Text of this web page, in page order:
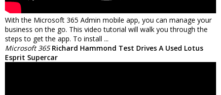
With the Microsoft 365 Admin mobile app, you can manage your
business on the go. This video tutorial will walk you through the
steps to get the app. To install ...
Microsoft 365 Richard Hammond Test Drives A Used Lotus
Esprit Supercar